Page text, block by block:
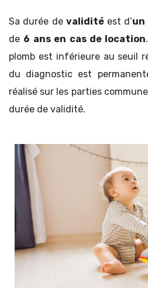
Sa durée de validitéest d’un
de 6 ans en cas de location
plomb est inférieure au seuil
du diagnostic est
réalisé sur les parties
durée de validité.